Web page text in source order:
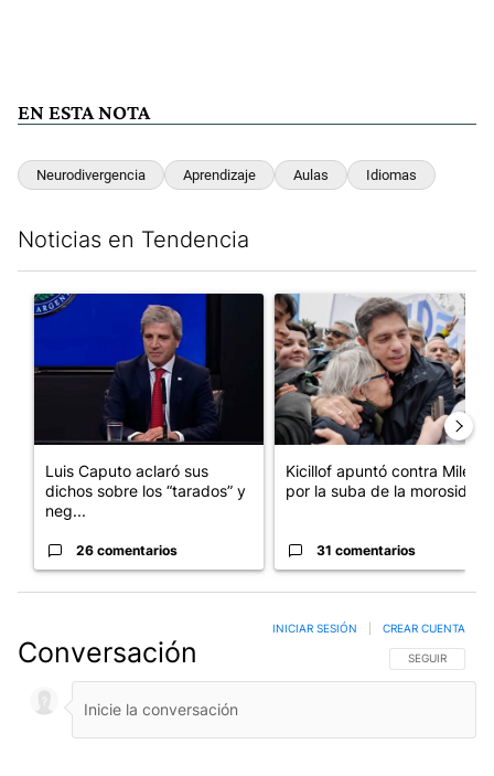
EN ESTA NOTA
Neurodivergencia Aprendizaje Aulas Idiomas
Noticias en Tendencia
Un artículo de tendencia con el título "Luis Caputo aclaró sus
Luis Caputo aclaró sus
dichos sobre los “tarados” y
neg...
26 comentarios
Un artículo de tendencia con
Kicillof apuntó contra Milei
por la suba de la morosida...
31 comentarios
Conversación SIGA ESTA
SEGUIR
INICIAR SESIÓN CREAR CUENTA